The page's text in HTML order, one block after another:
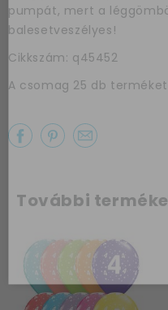
pumpát, mert a
balesetveszélyes!
Cikkszám: q45452
A csomag 25 db
További
Az első
szeretnénk
kedveskedni
kuponnal.
Kérem a kupont »